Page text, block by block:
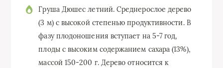
Груша Дюшес летний. Среднерослое дерево
(3 м) с высокой степенью продуктивности. В
фазу плодоношения вступает на 5-7 год,
плоды с высоким содержанием сахара (13%),
массой 150-200 г. Дерево относится к